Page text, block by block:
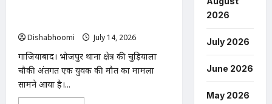
Dishabhoomi
July 14, 2026
गाजियाबाद। भोजपुर थाना क्षेत्र की चुड़ियाला
चौकी अंतर्गत एक युवक की मौत का मामला
सामने आया है।...
2026
July 2026
June 2026
May 2026